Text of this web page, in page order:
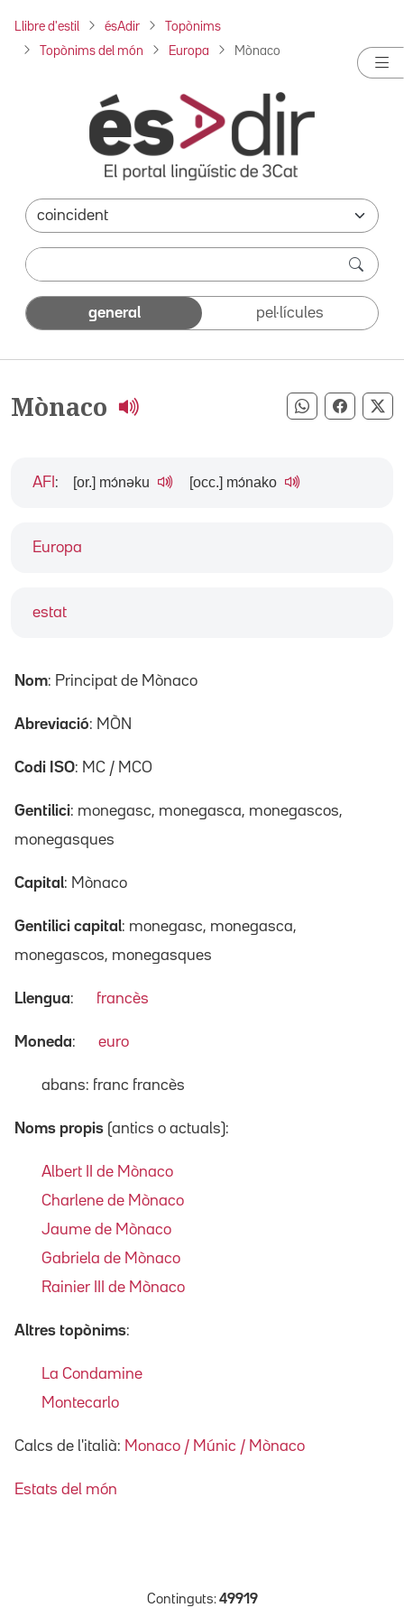
Llibre d'estil ésAdir Topònims
Topònims del món Europa Mònaco
general pel·lícules
Mònaco Compartir
Europa
estat
AFI : [or.] mɔ́nəku [occ.] mɔ́nako
Nom: Principat de Mònaco
Abreviació: MÒN
Codi ISO: MC / MCO
Gentilici: monegasc, monegasca, monegascos,
monegasques
Capital: Mònaco
Gentilici capital: monegasc, monegasca,
monegascos, monegasques
Llengua: francès
Moneda: euro
abans: franc francès
Noms propis (antics o actuals):
Albert II de Mònaco
Charlene de Mònaco
Jaume de Mònaco
Gabriela de Mònaco
Rainier III de Mònaco
Altres topònims:
La Condamine
Montecarlo
Calcs de l'italià: Monaco / Múnic / Mònaco
Estats del món
Continguts: 49919